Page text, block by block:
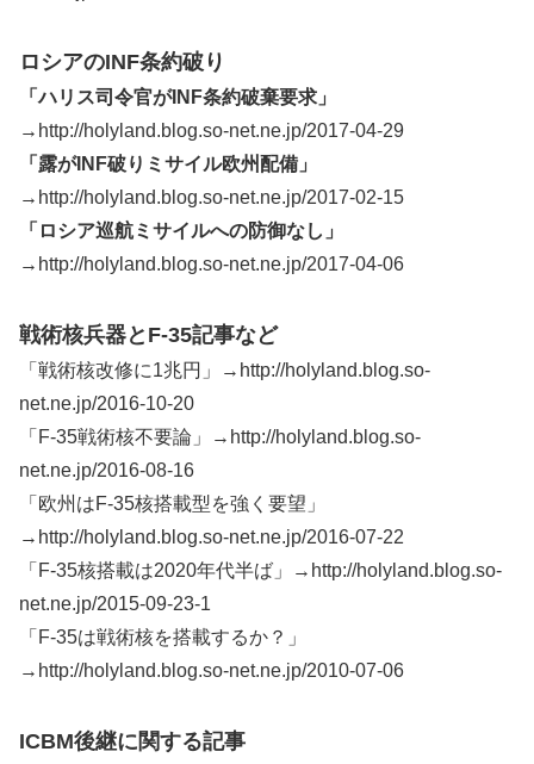
ロシアのINF条約破り
「ハリス司令官がINF条約破棄要求」
→ http://holyland.blog.so-net.ne.jp/2017-04-29
「露がINF破りミサイル欧州配備」
→ http://holyland.blog.so-net.ne.jp/2017-02-15
「ロシア巡航ミサイルへの防御なし」
→ http://holyland.blog.so-net.ne.jp/2017-04-06
戦術核兵器とF-35記事など
「戦術核改修に1兆円」→http://holyland.blog.so-
net.ne.jp/2016-10-20
「F-35戦術核不要論」→http://holyland.blog.so-
net.ne.jp/2016-08-16
「欧州はF-35核搭載型を強く要望」
→http://holyland.blog.so-net.ne.jp/2016-07-22
「F-35核搭載は2020年代半ば」→http://holyland.blog.so-
net.ne.jp/2015-09-23-1
「F-35は戦術核を搭載するか？」
→http://holyland.blog.so-net.ne.jp/2010-07-06
ICBM後継に関する記事